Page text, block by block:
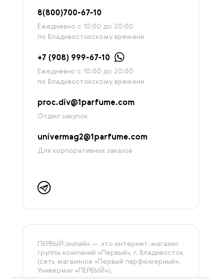
8(800)700-67-10
Ежедневно с 10:00 до 20:00
по Владивостокскому времени
+7 (908) 999-67-10
Ежедневно с 10:00 до 20:00
по Владивостокскому времени
proc.div@1parfume.com
Отдел закупок
univermag2@1parfume.com
Для корпоративных заказов
ПЕРВЫЙ.онлайн — это интернет-магазин
группы компаний «‎Первый», г. Владивосток
(сеть магазинов «Первый парфюмерный»,
Универмаг «ПЕРВЫЙ»).